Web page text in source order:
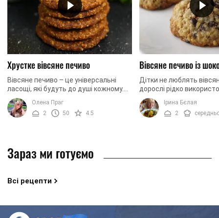
Хрустке вівсяне печиво
Вівсяне печиво – це універсальні
ласощі, які будуть до душі кожному.
Вони бувають м'якими та хрусткими,
низькокалорійними та не зовсім, з ...
Олена Праг
2
50 4.5
Вівсяне печиво із
Дітки не люблять
дорослі рідко
страву в своєму
пропонуємо вам
не менш корисну ...
Ірина Бєлая
2
Зараз ми готуємо
Всі рецепти